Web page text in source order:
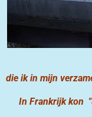
En
die ik in mijn
In Frankrijk kon